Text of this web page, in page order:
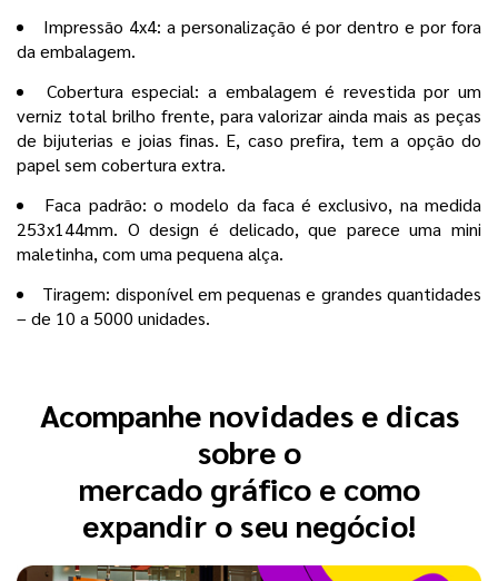
Impressão 4x4: a personalização é por dentro e por fora
da embalagem.
Cobertura especial: a embalagem é revestida por um
verniz total brilho frente, para valorizar ainda mais as peças
de bijuterias e joias finas. E, caso prefira, tem a opção do
papel sem cobertura extra.
Faca padrão: o modelo da faca é exclusivo, na medida
253x144mm. O design é delicado, que parece uma mini
maletinha, com uma pequena alça.
Tiragem: disponível em pequenas e grandes quantidades
– de 10 a 5000 unidades.
Acompanhe novidades e dicas
sobre o
mercado gráfico e como
expandir o seu negócio!